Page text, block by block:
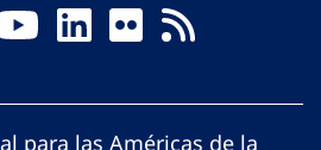
para las Américas de la